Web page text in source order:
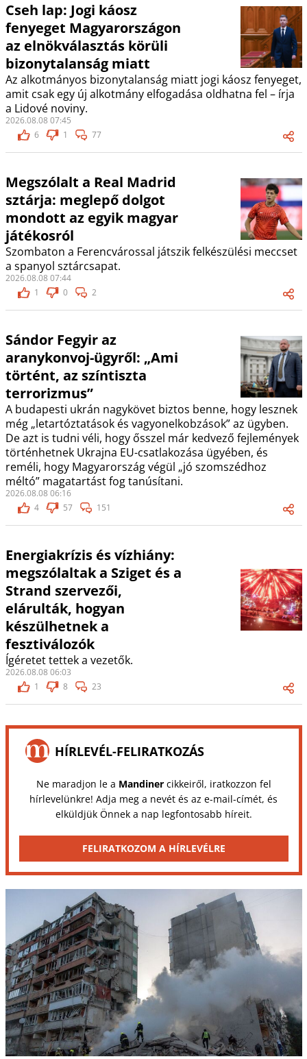
Cseh lap: Jogi káosz
fenyeget Magyarországon
az elnökválasztás körüli
bizonytalanság miatt
Az alkotmányos bizonytalanság miatt jogi káosz fenyeget,
amit csak egy új alkotmány elfogadása oldhatna fel – írja
a Lidové noviny.
2026.08.08 07:45
6
1 77
Megszólalt a Real Madrid
sztárja: meglepő dolgot
mondott az egyik magyar
játékosról
Szombaton a Ferencvárossal játszik felkészülési meccset
a spanyol sztárcsapat.
2026.08.08 07:44
1
0 2
Sándor Fegyir az
aranykonvoj-ügyről: „Ami
történt, az színtiszta
terrorizmus”
A budapesti ukrán nagykövet biztos benne, hogy lesznek
még „letartóztatások és vagyonelkobzások” az ügyben.
De azt is tudni véli, hogy ősszel már kedvező fejlemények
történhetnek Ukrajna EU-csatlakozása ügyében, és
reméli, hogy Magyarország végül „jó szomszédhoz
méltó” magatartást fog tanúsítani.
2026.08.08 06:16
4
57 151
Energiakrízis és vízhiány:
megszólaltak a Sziget és a
Strand szervezői,
elárulták, hogyan
készülhetnek a
fesztiválozók
Ígéretet tettek a vezetők.
2026.08.08 06:03
1
8 23
HÍRLEVÉL-FELIRATKOZÁS
Ne maradjon le a Mandinercikkeiről, iratkozzon fel
hírlevelünkre! Adja meg a nevét és az e-mail-címét, és
elküldjük Önnek a nap legfontosabb híreit.
FELIRATKOZOM A HÍRLEVÉLRE